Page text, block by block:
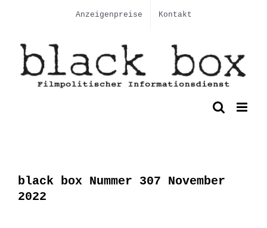
Anzeigenpreise Kontakt
black box Nummer 307 November
2022